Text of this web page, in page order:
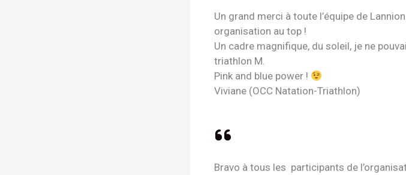
Un grand merci à toute l’équipe de
organisation au top !
Un cadre magnifique, du soleil, je ne
triathlon M.
Pink and blue power !
Viviane (OCC Natation-Triathlon)
Bravo à tous les participants de